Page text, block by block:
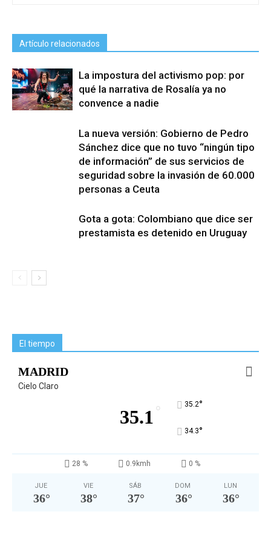
Artículo relacionados
La impostura del activismo pop: por
qué la narrativa de Rosalía ya no
convence a nadie
La nueva versión: Gobierno de Pedro
Sánchez dice que no tuvo “ningún tipo
de información” de sus servicios de
seguridad sobre la invasión de 60.000
personas a Ceuta
Gota a gota: Colombiano que dice ser
prestamista es detenido en Uruguay
El tiempo
MADRID
Cielo Claro
35.1 ° 35.2°
34.3°
28 % 0.9kmh 0 %
JUE
36°
VIE
38°
SÁB
37°
DOM
36°
LUN
36°